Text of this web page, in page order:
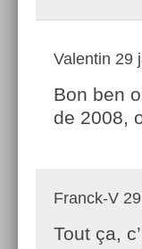
Valentin 29
Bon ben
de 2008,
Franck-V
Tout ça,